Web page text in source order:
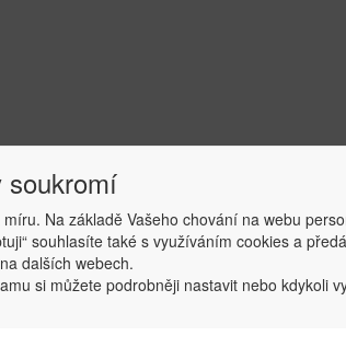
Copyright © ABRA Software a.s. 2019
soukromí
Na základě Vašeho chování na webu
souhlasíte také s využíváním cookies a
dalších webech.
si můžete podrobněji nastavit nebo kdykoli